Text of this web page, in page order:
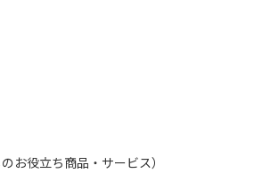
お役立ち商品・サービス）